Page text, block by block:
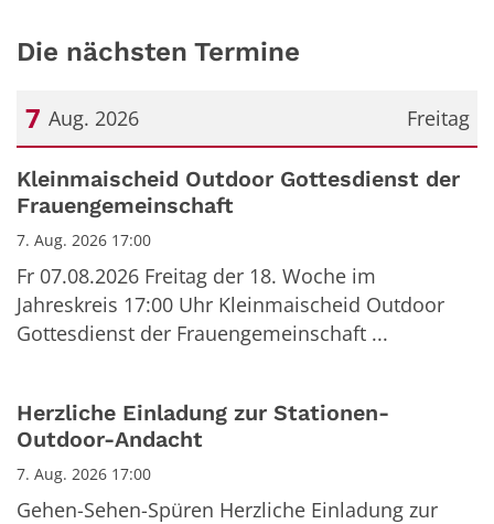
Die nächsten Termine
Freitag
7 Aug. 2026
Datum: 7. August 2026
Kleinmaischeid Outdoor Gottesdienst der
Frauengemeinschaft
7. Aug. 2026 17:00
Fr 07.08.2026 Freitag der 18. Woche im
Jahreskreis 17:00 Uhr Kleinmaischeid Outdoor
Gottesdienst der Frauengemeinschaft ...
Herzliche Einladung zur Stationen-
Outdoor-Andacht
7. Aug. 2026 17:00
Gehen-Sehen-Spüren Herzliche Einladung zur